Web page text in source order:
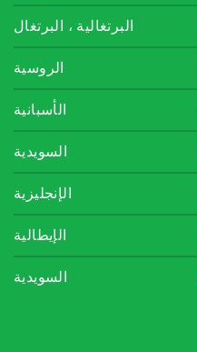
البرتغالية ، البرتغال
الروسية
الأسبانية
السويدية
الإنجليزية
الإيطالية
السويدية